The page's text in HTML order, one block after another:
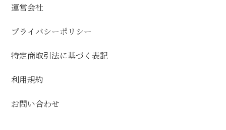
運営会社
プライバシーポリシー
特定商取引法に基づく表記
利用規約
お問い合わせ